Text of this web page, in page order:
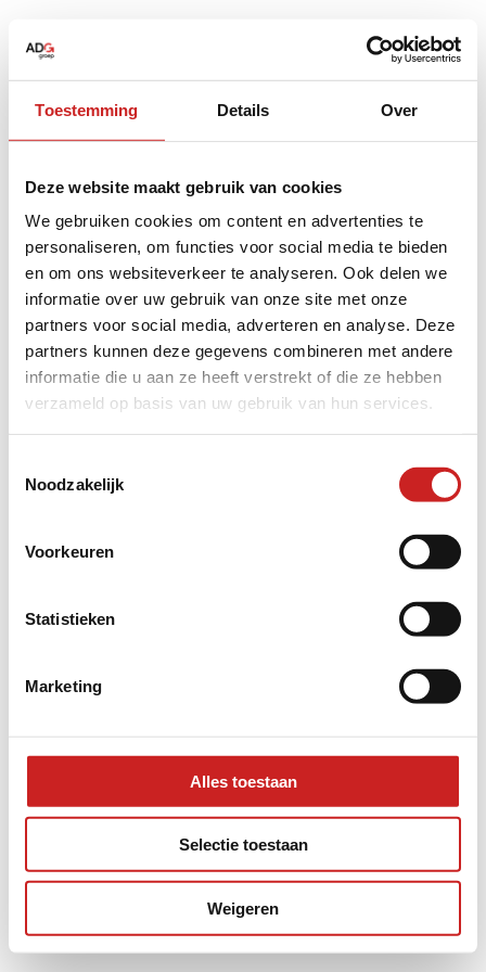
Toestemming Details Over
Deze website maakt gebruik van cookies
We gebruiken cookies om content en advertenties te
personaliseren, om functies voor social media te bieden
en om ons websiteverkeer te analyseren. Ook delen we
informatie over uw gebruik van onze site met onze
partners voor social media, adverteren en analyse. Deze
partners kunnen deze gegevens combineren met andere
informatie die u aan ze heeft verstrekt of die ze hebben
verzameld op basis van uw gebruik van hun services.
Noodzakelijk
Voorkeuren
Statistieken
Marketing
Alles toestaan
Selectie toestaan
Weigeren
loadingwww.adggroep.nl
for more